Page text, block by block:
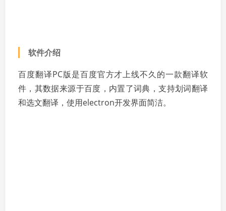
软件介绍
百度翻译PC版是百度官方才上线不久的一款翻译软
件，其数据来源于百度，内置了词典，支持划词翻译
和选文翻译，使用electron开发界面简洁。